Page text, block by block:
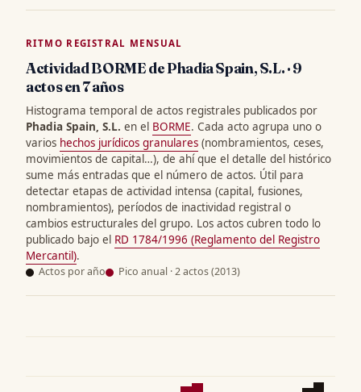
RITMO REGISTRAL MENSUAL
Actividad BORME de Phadia Spain, S.L. · 9
actos en 7 años
Histograma temporal de actos registrales publicados por
Phadia Spain, S.L. en el BORME. Cada acto agrupa uno o
varios hechos jurídicos granulares (nombramientos, ceses,
movimientos de capital…), de ahí que el detalle del histórico
sume más entradas que el número de actos. Útil para
detectar etapas de actividad intensa (capital, fusiones,
nombramientos), períodos de inactividad registral o
cambios estructurales del grupo. Los actos cubren todo lo
publicado bajo el RD 1784/1996 (Reglamento del Registro
Mercantil).
Actos por año Pico anual · 2 actos (2013)